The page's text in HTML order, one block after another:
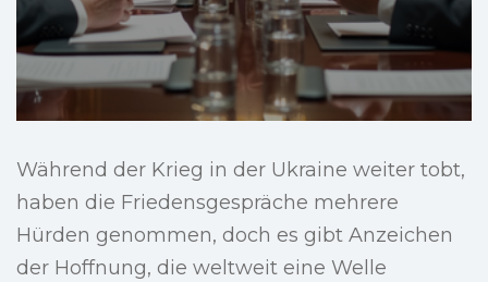
Während der Krieg in der Ukraine weiter tobt,
haben die Friedensgespräche mehrere
Hürden genommen, doch es gibt Anzeichen
der Hoffnung, die weltweit eine Welle